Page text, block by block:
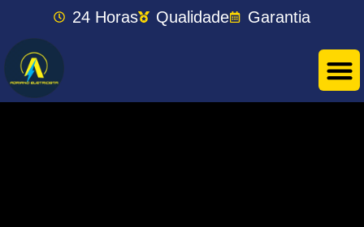
24 Horas Qualidade Garantia